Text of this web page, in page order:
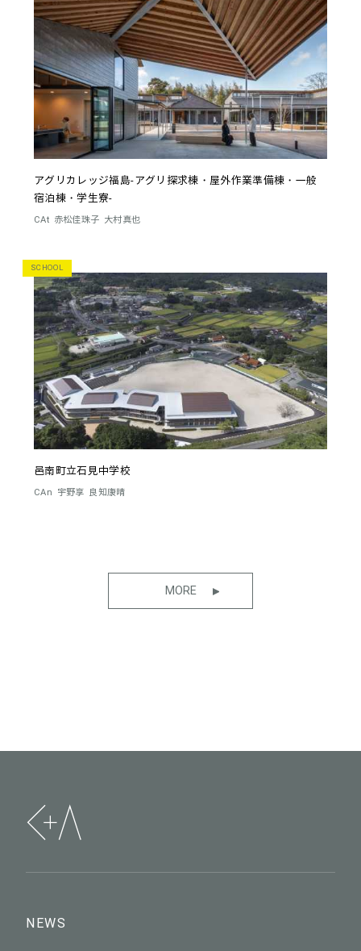
アグリカレッジ福島-アグリ探求棟・屋外作業準備棟・一般
宿泊棟・学生寮-
CAt 赤松佳珠子 大村真也
SCHOOL
邑南町立石見中学校
CAn 宇野享 良知康晴
MORE
NEWS